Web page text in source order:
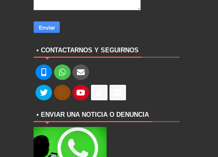
• CONTACTARNOS Y SEGUIRNOS
• ENVIAR UNA NOTICIA O DENUNCIA